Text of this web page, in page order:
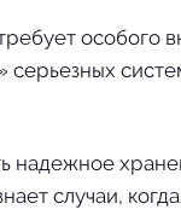
особого
надежное
случаи,